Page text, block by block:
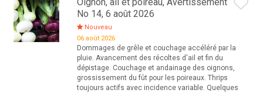
No 14, 6 août 2026
Nouveau
06 août 2026
Dommages de grêle et couchage accéléré par la
pluie. Avancement des récoltes d'ail et fin du
dépistage. Couchage et andainage des oignons,
grossissement du fût pour les poireaux. Thrips
toujours actifs avec incidence variable. Quelques